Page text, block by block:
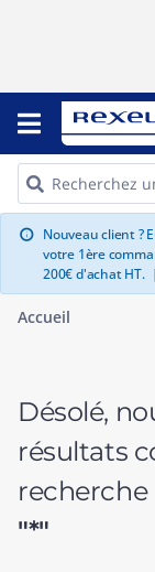
info Nouveau client ?
votre 1ère
200€ d'achat HT. |
Accueil
Désolé,
résultats
recherche
"*"